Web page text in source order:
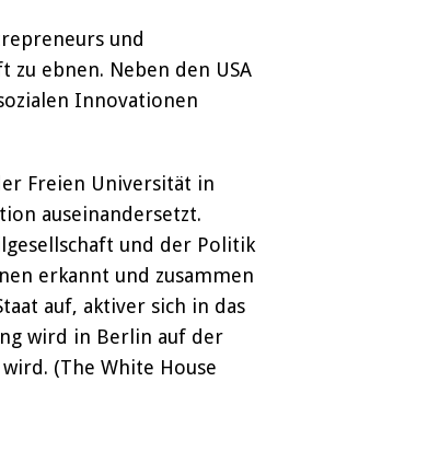
und
ebnen. Neben den USA
Innovationen
Freien Universität in
auseinandersetzt.
und der Politik
erkannt und zusammen
auf, aktiver sich in das
wird in Berlin auf der
(The White House